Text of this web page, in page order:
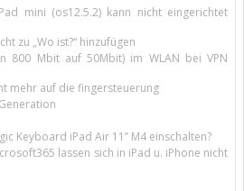
mini (os12.5.2) kann nicht eingerichtet
zu „Wo ist?“ hinzufügen
800 Mbit auf 50Mbit) im WLAN bei VPN
mehr auf die fingersteuerung
Keyboard iPad Air 11’’ M4 einschalten?
lassen sich in iPad u. iPhone nicht